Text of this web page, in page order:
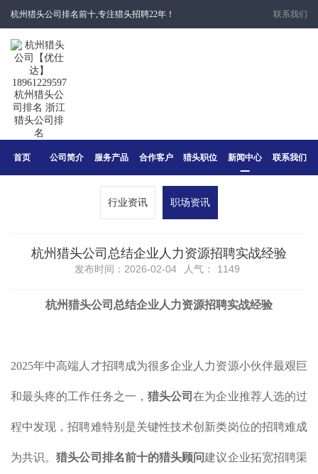
杭州猎头公司排名前十,专注猎头招聘22年！ 联系我们
首页 公司简介 服务产品 合作客户 猎头职位 新闻中心 联系我们
行业资讯 职场资讯
杭州猎头公司总结企业人力资源招聘实战经验
发布时间：2026-02-04 人气： 1149
杭州猎头公司总结企业人力资源招聘实战经验
2025年中高端人才招聘成为很多企业人力资源小伙伴最艰巨
和最头疼的工作任务之一， 猎头公司在为企业推荐人选的过
程中发现，招聘难特别是关键性技术创新类岗位的招聘难成
为共识。猎头公司排名前十的猎头顾问建议企业拓宽招聘渠